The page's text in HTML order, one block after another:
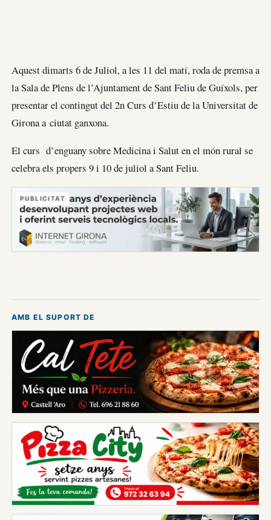
Aquest dimarts 6 de Juliol, a les 11 del matí, roda de premsa a
la Sala de Plens de l’Ajuntament de Sant Feliu de Guíxols, per
presentar el contingut del 2n Curs d’Estiu de la Universitat de
Girona a ciutat ganxona.
El curs d’enguany sobre Medicina i Salut en el món rural se
celebra els propers 9 i 10 de juliol a Sant Feliu.
PUBLICITAT
AMB EL SUPORT DE